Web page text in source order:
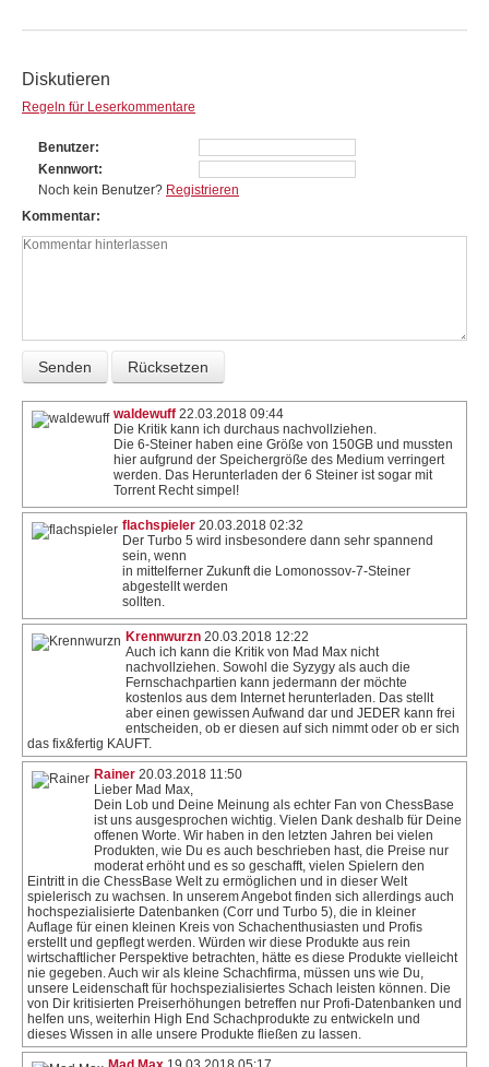
Diskutieren
Regeln für Leserkommentare
Benutzer
Kennwort
Noch kein Benutzer? Registrieren
Kommentar
waldewuff 22.03.2018 09:44
Die Kritik kann ich durchaus nachvollziehen.
Die 6-Steiner haben eine Größe von 150GB und mussten
hier aufgrund der Speichergröße des Medium verringert
werden. Das Herunterladen der 6 Steiner ist sogar mit
Torrent Recht simpel!
flachspieler 20.03.2018 02:32
Der Turbo 5 wird insbesondere dann sehr spannend
sein, wenn
in mittelferner Zukunft die Lomonossov-7-Steiner
abgestellt werden
sollten.
Krennwurzn 20.03.2018 12:22
Auch ich kann die Kritik von Mad Max nicht
nachvollziehen. Sowohl die Syzygy als auch die
Fernschachpartien kann jedermann der möchte
kostenlos aus dem Internet herunterladen. Das stellt
aber einen gewissen Aufwand dar und JEDER kann frei
entscheiden, ob er diesen auf sich nimmt oder ob er sich
das fix&fertig KAUFT.
Rainer 20.03.2018 11:50
Lieber Mad Max,
Dein Lob und Deine Meinung als echter Fan von ChessBase
ist uns ausgesprochen wichtig. Vielen Dank deshalb für Deine
offenen Worte. Wir haben in den letzten Jahren bei vielen
Produkten, wie Du es auch beschrieben hast, die Preise nur
moderat erhöht und es so geschafft, vielen Spielern den
Eintritt in die ChessBase Welt zu ermöglichen und in dieser Welt
spielerisch zu wachsen. In unserem Angebot finden sich allerdings auch
hochspezialisierte Datenbanken (Corr und Turbo 5), die in kleiner
Auflage für einen kleinen Kreis von Schachenthusiasten und Profis
erstellt und gepflegt werden. Würden wir diese Produkte aus rein
wirtschaftlicher Perspektive betrachten, hätte es diese Produkte vielleicht
nie gegeben. Auch wir als kleine Schachfirma, müssen uns wie Du,
unsere Leidenschaft für hochspezialisiertes Schach leisten können. Die
von Dir kritisierten Preiserhöhungen betreffen nur Profi-Datenbanken und
helfen uns, weiterhin High End Schachprodukte zu entwickeln und
dieses Wissen in alle unsere Produkte fließen zu lassen.